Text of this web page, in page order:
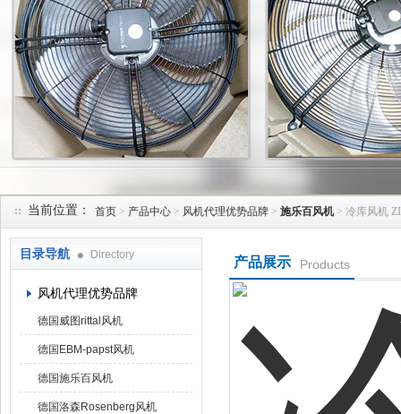
当前位置： 首页 > 产品中心 > 风机代理优势品牌 > 施乐百风机 > 冷库风机
目录导航 Directory
风机代理优势品牌
德国威图rittal风机
德国EBM-papst风机
德国施乐百风机
德国洛森Rosenberg风机
产品展示 Products